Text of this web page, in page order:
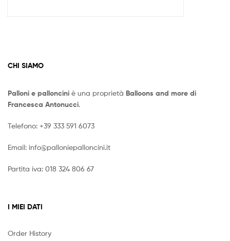
CHI SIAMO
Palloni e palloncini è una proprietà Balloons and more di
Francesca Antonucci.
Telefono: +39 333 591 6073
Email: info@palloniepalloncini.it
Partita iva: 018 324 806 67
I MIEI DATI
Order History